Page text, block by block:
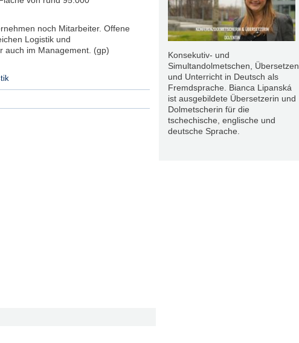
noch Mitarbeiter. Offene
Logistik und
auch im Management. (gp)
Konsekutiv- und
Simultandolmetschen, Übersetzen
und Unterricht in Deutsch als
Fremdsprache. Bianca Lipanská
ist ausgebildete Übersetzerin und
Dolmetscherin für die
tschechische, englische und
deutsche Sprache.